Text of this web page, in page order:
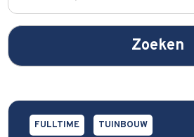
Zoeken
FULLTIME TUINBOUW